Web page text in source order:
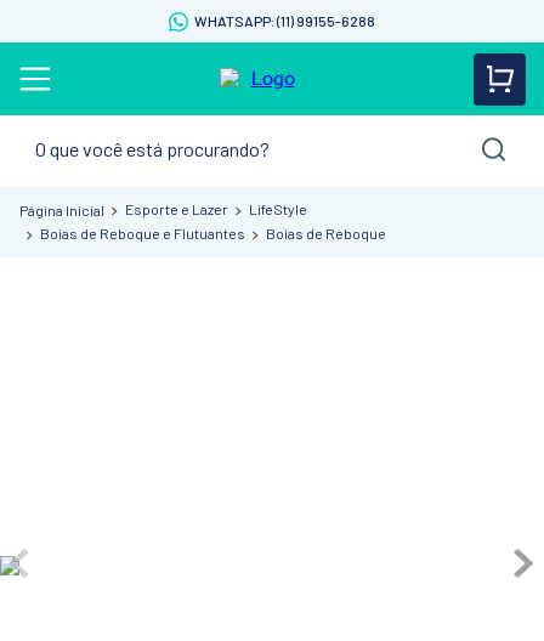
WHATSAPP: (11) 99155-6288
Esporte e Lazer
LifeStyle
Boias de Reboque e Flutuantes
Boias de Reboque